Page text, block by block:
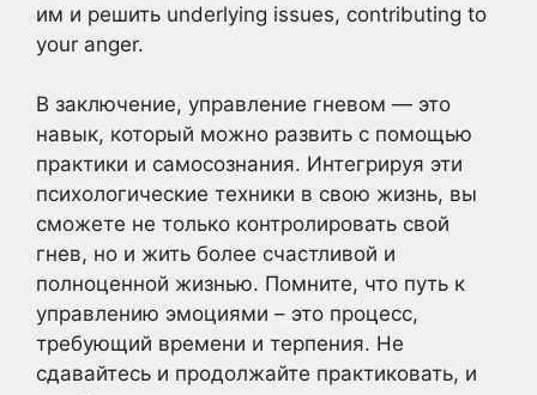
им и решить underlying issues, contributing to
your anger.
В заключение, управление гневом — это
навык, который можно развить с помощью
практики и самосознания. Интегрируя эти
психологические техники в свою жизнь, вы
сможете не только контролировать свой
гнев, но и жить более счастливой и
полноценной жизнью. Помните, что путь к
управлению эмоциями – это процесс,
требующий времени и терпения. Не
сдавайтесь и продолжайте практиковать, и